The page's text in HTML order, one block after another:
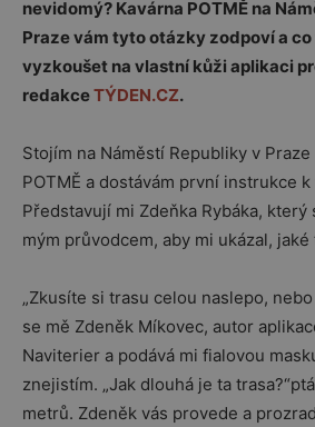
nevidomý? Kavárna POTMĚ na
Praze vám tyto otázky zodpoví a
vyzkoušet na vlastní kůži aplikaci
redakceTÝDEN.CZ.
Stojím na Náměstí Republiky v
POTMĚ a dostávám první instrukce
Představují mi Zdeňka Rybáka, který
mým průvodcem, aby mi ukázal,
„Zkusíte si trasu celou naslepo,
se mě Zdeněk Míkovec, autor
Naviterier a podává mi fialovou
znejistím. „Jak dlouhá je ta
metrů. Zdeněk vás provede a